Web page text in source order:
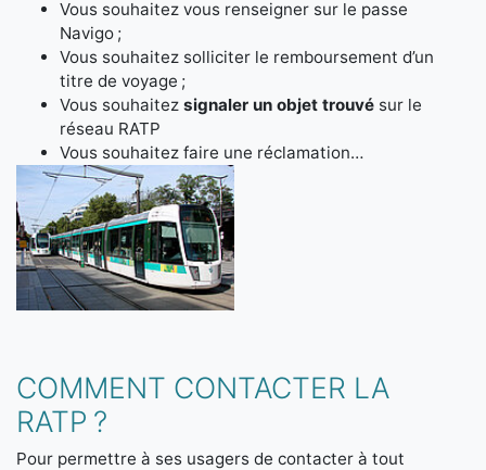
Vous souhaitez vous renseigner sur le passe
Navigo ;
Vous souhaitez solliciter le remboursement d’un
titre de voyage ;
Vous souhaitez signaler un objet trouvé sur le
réseau RATP
Vous souhaitez faire une réclamation…
COMMENT CONTACTER LA
RATP ?
Pour permettre à ses usagers de contacter à tout